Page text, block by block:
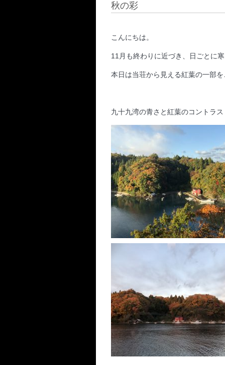
秋の彩
こんにちは。
11月も終わりに近づき、日ごとに
本日は当荘から見える紅葉の一部
九十九湾の青さと紅葉のコントラ